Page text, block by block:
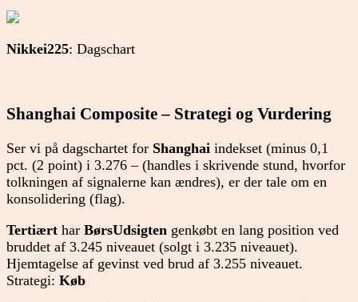
Nikkei225: Dagschart
Shanghai Composite – Strategi og Vurdering
Ser vi på dagschartet for Shanghai indekset (minus 0,1
pct. (2 point) i 3.276 – (handles i skrivende stund, hvorfor
tolkningen af signalerne kan ændres), er der tale om en
konsolidering (flag).
Tertiært har BørsUdsigten genkøbt en lang position ved
bruddet af 3.245 niveauet (solgt i 3.235 niveauet).
Hjemtagelse af gevinst ved brud af 3.255 niveauet.
Strategi: Køb